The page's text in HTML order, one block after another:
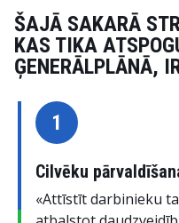
ŠAJĀ SAKARĀ
KAS TIKA
ĢENERĀLPLĀNĀ,
1
Cilvēku
«Attīstīt darbinieku